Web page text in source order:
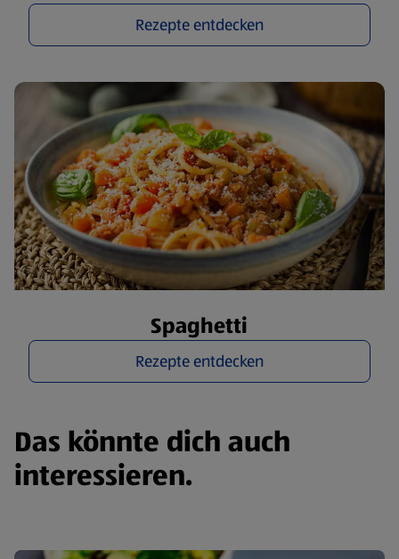
Rezepte entdecken
Spaghetti
Rezepte entdecken
Das könnte dich auch
interessieren.